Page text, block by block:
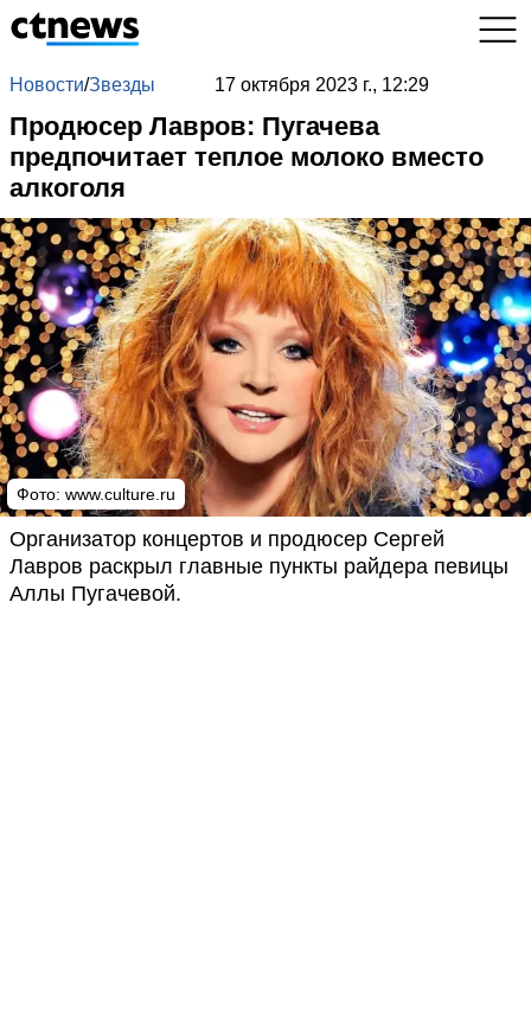
Новости/Звезды 17 октября 2023 г., 12:29
Продюсер Лавров: Пугачева
предпочитает теплое молоко вместо
алкоголя
Фото: www.culture.ru
Организатор концертов и продюсер Сергей
Лавров раскрыл главные пункты райдера певицы
Аллы Пугачевой.